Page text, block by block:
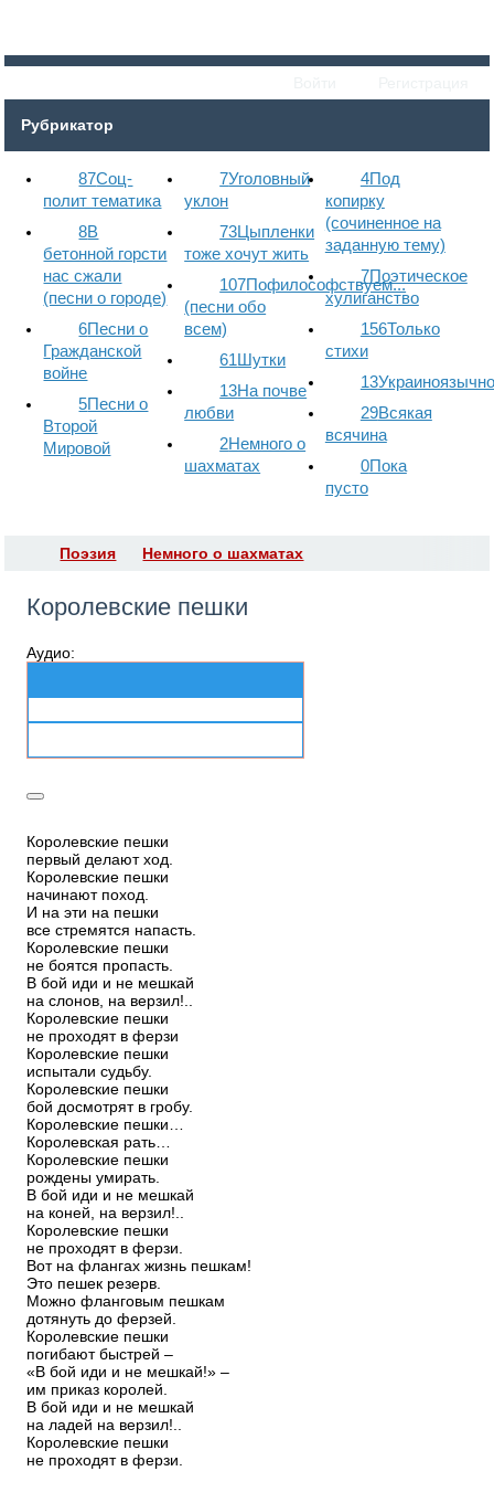
Рубрикатор
87Соц-
полит тематика
8В
бетонной горсти
нас сжали
(песни о городе)
6Песни о
Гражданской
войне
5Песни о
Второй
Мировой
7Уголовный
уклон
73Цыпленки
тоже хочут жить
107Пофилософствуем...
(песни обо
всем)
61Шутки
13На почве
любви
2Немного о
шахматах
4Под
копирку
(сочиненное на
заданную тему)
7Поэтическое
хулиганство
156Только
стихи
13
29Всякая
всячина
0Пока
пусто
Поэзия Немного о шахматах
Королевские пешки
Аудио:
Королевские пешки
первый делают ход.
Королевские пешки
начинают поход.
И на эти на пешки
все стремятся напасть.
Королевские пешки
не боятся пропасть.
В бой иди и не мешкай
на слонов, на верзил!..
Королевские пешки
не проходят в ферзи
Королевские пешки
испытали судьбу.
Королевские пешки
бой досмотрят в гробу.
Королевские пешки…
Королевская рать…
Королевские пешки
рождены умирать.
В бой иди и не мешкай
на коней, на верзил!..
Королевские пешки
не проходят в ферзи.
Вот на флангах жизнь пешкам!
Это пешек резерв.
Можно фланговым пешкам
дотянуть до ферзей.
Королевские пешки
погибают быстрей –
«В бой иди и не мешкай!» –
им приказ королей.
В бой иди и не мешкай
на ладей на верзил!..
Королевские пешки
не проходят в ферзи.